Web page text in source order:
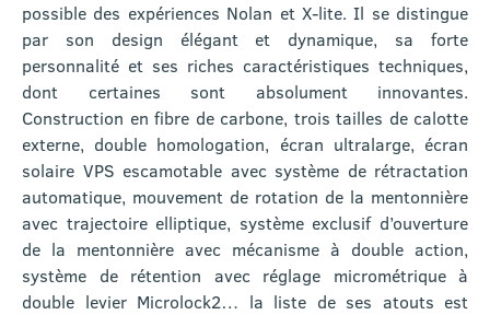
possible des expériences Nolan et X-lite. Il se distingue
par son design élégant et dynamique, sa forte
personnalité et ses riches caractéristiques techniques,
dont certaines sont absolument innovantes.
Construction en fibre de carbone, trois tailles de calotte
externe, double homologation, écran ultralarge, écran
solaire VPS escamotable avec système de rétractation
automatique, mouvement de rotation de la mentonnière
avec trajectoire elliptique, système exclusif d’ouverture
de la mentonnière avec mécanisme à double action,
système de rétention avec réglage micrométrique à
double levier Microlock2… la liste de ses atouts est